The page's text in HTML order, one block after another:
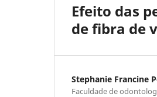
Efeito das
de fibra de
Stephanie Francine
Faculdade de